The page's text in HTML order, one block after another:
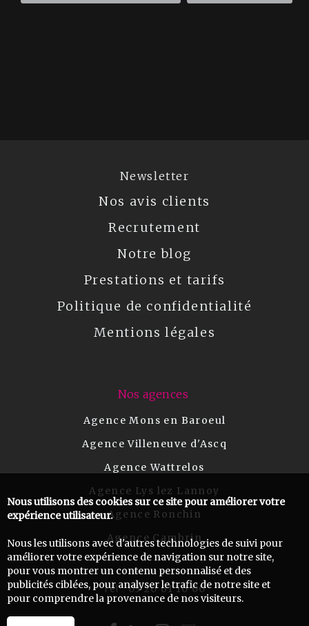
Newsletter
Nos avis clients
Recrutement
Notre blog
Prestations et tarifs
Politique de confidentialité
Mentions légales
Nos agences
Agence Mons en Baroeul
Agence Villeneuve d'Ascq
Agence Wattrelos
Agence Lys lez Lannoy
Agence Ronchin
Agence Cambrin
Tel :03 20 61 10 00
Nous utilisons des cookies sur ce site pour améliorer votre
expérience utilisateur.
Nous les utilisons avec d'autres technologies de suivi pour
améliorer votre expérience de navigation sur notre site,
pour vous montrer un contenu personnalisé et des
publicités ciblées, pour analyser le trafic de notre site et
pour comprendre la provenance de nos visiteurs.